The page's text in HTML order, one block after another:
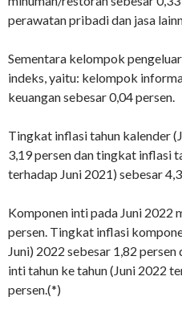
perawatan pribadi dan jasa
Sementara kelompok
indeks, yaitu: kelompok
keuangan sebesar 0,04 persen.
Tingkat inflasi tahun kalender
3,19 persen dan tingkat inflasi
terhadap Juni 2021) sebesar
Komponen inti pada Juni 2022
persen. Tingkat inflasi
Juni) 2022 sebesar 1,82
inti tahun ke tahun (Juni 2022
persen.(*)